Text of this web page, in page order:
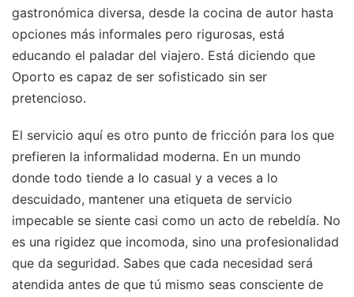
gastronómica diversa, desde la cocina de autor hasta
opciones más informales pero rigurosas, está
educando el paladar del viajero. Está diciendo que
Oporto es capaz de ser sofisticado sin ser
pretencioso.
El servicio aquí es otro punto de fricción para los que
prefieren la informalidad moderna. En un mundo
donde todo tiende a lo casual y a veces a lo
descuidado, mantener una etiqueta de servicio
impecable se siente casi como un acto de rebeldía. No
es una rigidez que incomoda, sino una profesionalidad
que da seguridad. Sabes que cada necesidad será
atendida antes de que tú mismo seas consciente de